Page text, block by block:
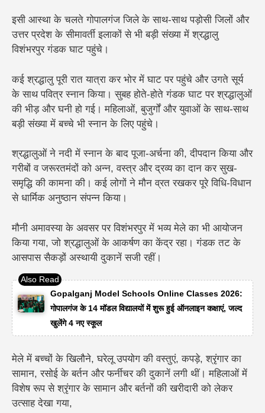
इसी आस्था के चलते गोपालगंज जिले के साथ-साथ पड़ोसी जिलों और
उत्तर प्रदेश के सीमावर्ती इलाकों से भी बड़ी संख्या में श्रद्धालु
विशंभरपुर गंडक घाट पहुंचे।
कई श्रद्धालु पूरी रात यात्रा कर भोर में घाट पर पहुंचे और उगते सूर्य
के साथ पवित्र स्नान किया।सुबह होते-होते गंडक घाट पर श्रद्धालुओं
की भीड़ और घनी हो गई। महिलाओं, बुजुर्गों और युवाओं के साथ-साथ
बड़ी संख्या में बच्चे भी स्नान के लिए पहुंचे।
श्रद्धालुओं ने नदी में स्नान के बाद पूजा-अर्चना की, दीपदान किया और
गरीबों व जरूरतमंदों को अन्न, वस्त्र और द्रव्य का दान कर सुख-
समृद्धि की कामना की। कई लोगों ने मौन व्रत रखकर पूरे विधि-विधान
से धार्मिक अनुष्ठान संपन्न किया।
मौनी अमावस्या के अवसर पर विशंभरपुर में भव्य मेले का भी आयोजन
किया गया, जो श्रद्धालुओं के आकर्षण का केंद्र रहा। गंडक तट के
आसपास सैकड़ों अस्थायी दुकानें सजी रहीं।
Gopalganj Model Schools Online Classes 2026:
गोपालगंज के 14 मॉडल विद्यालयों में शुरू हुई ऑनलाइन कक्षाएं, जल्द
खुलेंगे 4 नए स्कूल
मेले में बच्चों के खिलौने, घरेलू उपयोग की वस्तुएं, कपड़े, श्रृंगार का
सामान, रसोई के बर्तन और फर्नीचर की दुकानें लगी थीं। महिलाओं में
विशेष रूप से श्रृंगार के सामान और बर्तनों की खरीदारी को लेकर
उत्साह देखा गया,